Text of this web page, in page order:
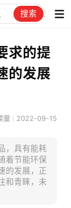
搜索
求的提
的发展
量 2022-09-15
，具有能耗
着节能环保
的发展，正
和青睐，未